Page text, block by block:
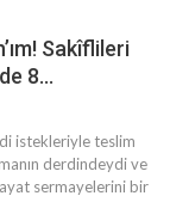
Sakîflileri
8…
istekleriyle teslim
derdindeydi ve
sermayelerini bir